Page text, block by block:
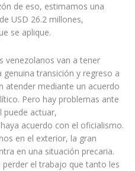
de eso, estimamos una
USD 26.2 millones,
se aplique.
venezolanos van a tener
transición y regreso a
atender mediante un acuerdo
Pero hay problemas ante
puede actuar,
acuerdo con el oficialismo.
en el exterior, la gran
en una situación precaria.
el trabajo que tanto les